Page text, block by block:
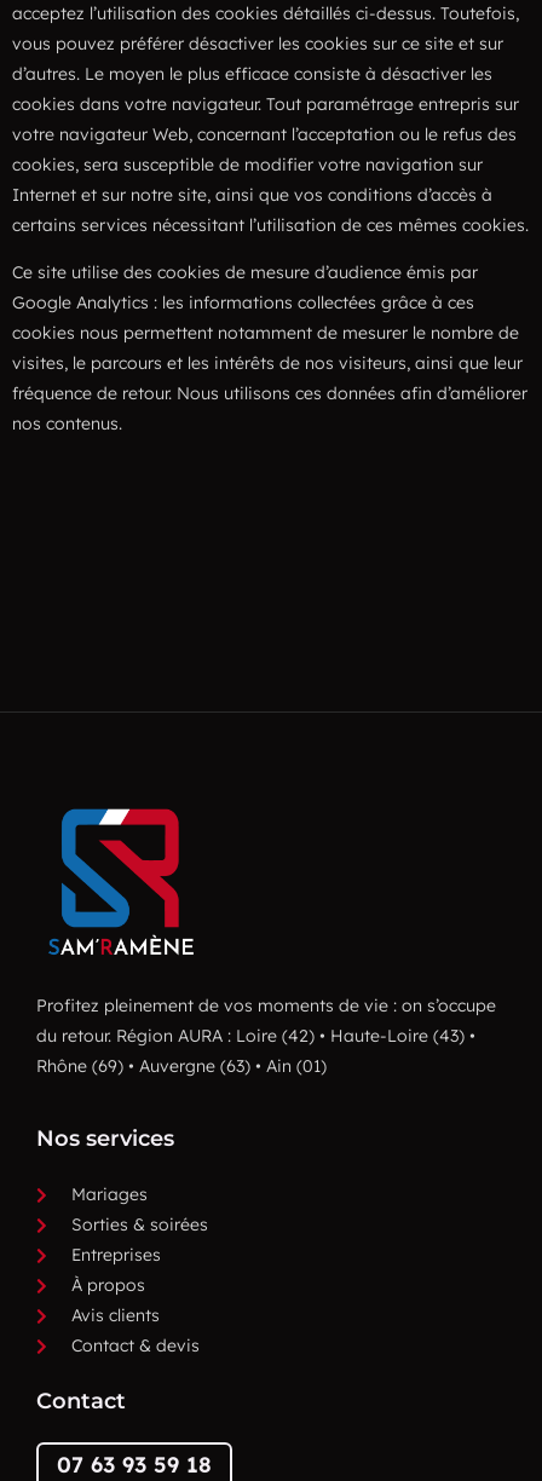
acceptez l’utilisation des cookies détaillés ci-dessus. Toutefois,
vous pouvez préférer désactiver les cookies sur ce site et sur
d’autres. Le moyen le plus efficace consiste à désactiver les
cookies dans votre navigateur. Tout paramétrage entrepris sur
votre navigateur Web, concernant l’acceptation ou le refus des
cookies, sera susceptible de modifier votre navigation sur
Internet et sur notre site, ainsi que vos conditions d’accès à
certains services nécessitant l’utilisation de ces mêmes cookies.
Ce site utilise des cookies de mesure d’audience émis par
Google Analytics : les informations collectées grâce à ces
cookies nous permettent notamment de mesurer le nombre de
visites, le parcours et les intérêts de nos visiteurs, ainsi que leur
fréquence de retour. Nous utilisons ces données afin d’améliorer
nos contenus.
Profitez pleinement de vos moments de vie : on s’occupe
du retour. Région AURA : Loire (42) • Haute-Loire (43) •
Rhône (69) • Auvergne (63) • Ain (01)
Nos services
Mariages
Sorties & soirées
Entreprises
À propos
Avis clients
Contact & devis
Contact
07 63 93 59 18